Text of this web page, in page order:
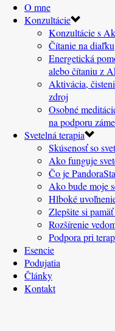
O mne
Konzultácie
Konzultácie s
Čítanie na diaľku
Energetická
alebo čítaniu z
Aktivácia,
zdroj
Osobné
na podporu
Svetelná terapia
Skúsenosť so
Ako funguje
Čo je
Ako bude moje
Hlboké
Zlepšite si
Rozšírenie
Podpora pri
Esencie
Podujatia
Články
Kontakt